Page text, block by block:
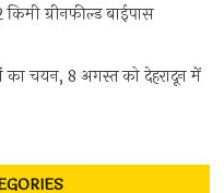
ग्रीनफील्ड बाईपास
का चयन, 8 अगस्त को देहरादून में